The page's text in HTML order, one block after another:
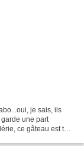
je sais, ils
une part
ce gâteau est tout